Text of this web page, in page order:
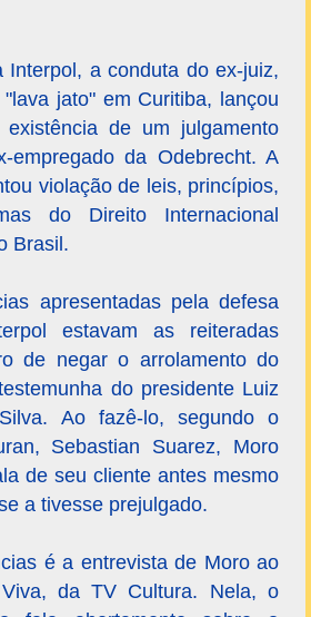
Interpol, a conduta do ex-juiz,
jato" em Curitiba, lançou
de um julgamento
empregado da Odebrecht. A
violação de leis, princípios,
do Direito Internacional
Brasil.
apresentadas pela defesa
estavam as reiteradas
de negar o arrolamento do
do presidente Luiz
Ao fazê-lo, segundo o
Sebastian Suarez, Moro
de seu cliente antes mesmo
a tivesse prejulgado.
é a entrevista de Moro ao
da TV Cultura. Nela, o